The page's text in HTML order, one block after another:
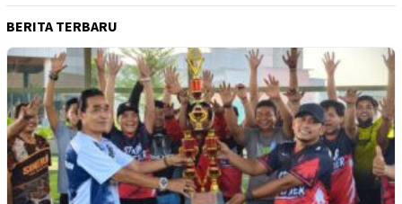
BERITA TERBARU